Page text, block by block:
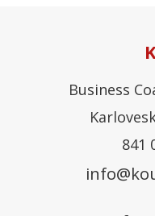
Business
841